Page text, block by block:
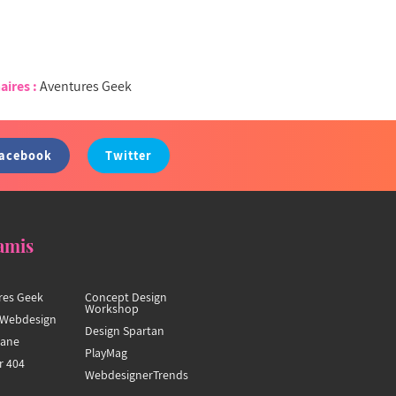
:Aventures Geek
Twitter
Geek
404
Concept Design
Workshop
Design Spartan
PlayMag
WebdesignerTrends